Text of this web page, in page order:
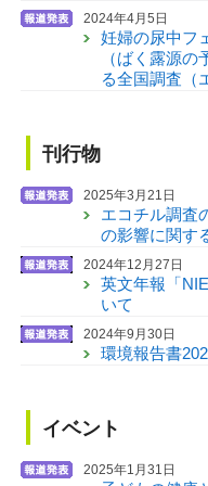
2024年4月5日
妊婦の尿中フ
（ばく露源
る全国調査（
刊行物
2025年3月21日
エコチル調査
の影響に関す
2024年12月27日
英文年報「
いて
2024年9月30日
環境報告書
イベント
2025年1月31日